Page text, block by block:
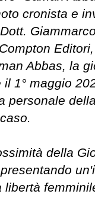
cronista e
Abbas, la
1° maggio
personale
della